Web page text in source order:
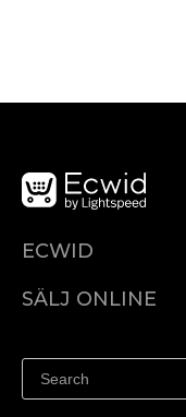
ECWID
Pris
SÄLJ ONLINE
Sälj på Facebook
Sälj på Instagram